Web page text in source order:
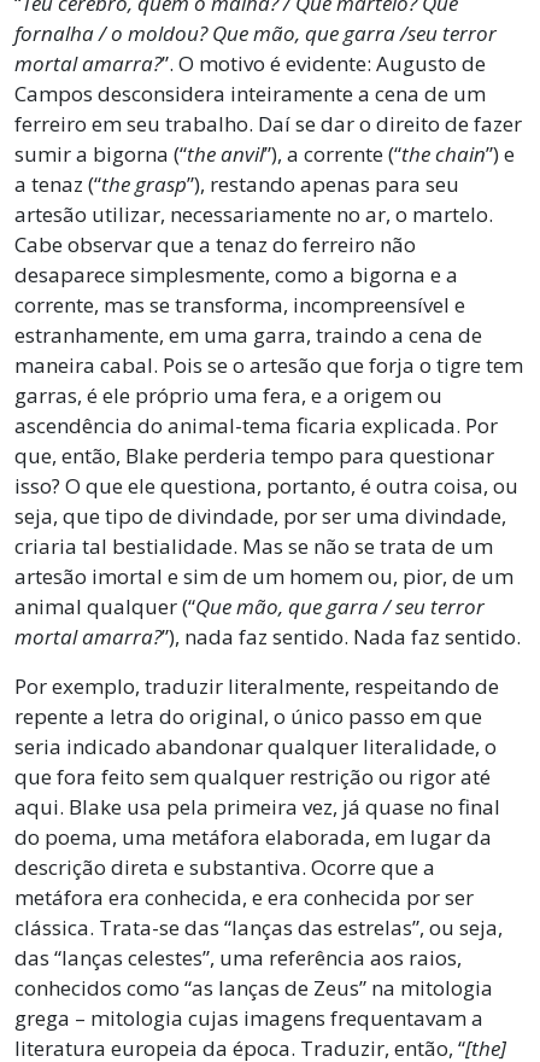
fornalha / o moldou? Que mão, que garra /seu terror
mortal amarra?”. O motivo é evidente: Augusto de
Campos desconsidera inteiramente a cena de um
ferreiro em seu trabalho. Daí se dar o direito de fazer
sumir a bigorna (“the anvil”), a corrente (“the chain”) e
a tenaz (“the grasp”), restando apenas para seu
artesão utilizar, necessariamente no ar, o martelo.
Cabe observar que a tenaz do ferreiro não
desaparece simplesmente, como a bigorna e a
corrente, mas se transforma, incompreensível e
estranhamente, em uma garra, traindo a cena de
maneira cabal. Pois se o artesão que forja o tigre tem
garras, é ele próprio uma fera, e a origem ou
ascendência do animal-tema ficaria explicada. Por
que, então, Blake perderia tempo para questionar
isso? O que ele questiona, portanto, é outra coisa, ou
seja, que tipo de divindade, por ser uma divindade,
criaria tal bestialidade. Mas se não se trata de um
artesão imortal e sim de um homem ou, pior, de um
animal qualquer (“Que mão, que garra / seu terror
mortal amarra?”), nada faz sentido. Nada faz sentido.
Por exemplo, traduzir literalmente, respeitando de
repente a letra do original, o único passo em que
seria indicado abandonar qualquer literalidade, o
que fora feito sem qualquer restrição ou rigor até
aqui. Blake usa pela primeira vez, já quase no final
do poema, uma metáfora elaborada, em lugar da
descrição direta e substantiva. Ocorre que a
metáfora era conhecida, e era conhecida por ser
clássica. Trata-se das “lanças das estrelas”, ou seja,
das “lanças celestes”, uma referência aos raios,
conhecidos como “as lanças de Zeus” na mitologia
grega – mitologia cujas imagens frequentavam a
literatura europeia da época. Traduzir, então, “[the]